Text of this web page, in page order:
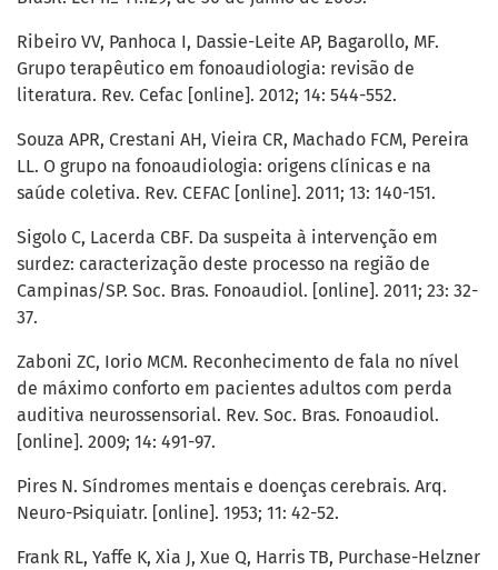
Ribeiro VV, Panhoca I, Dassie-Leite AP, Bagarollo, MF.
Grupo terapêutico em fonoaudiologia: revisão de
literatura. Rev. Cefac [online]. 2012; 14: 544-552.
Souza APR, Crestani AH, Vieira CR, Machado FCM, Pereira
LL. O grupo na fonoaudiologia: origens clínicas e na
saúde coletiva. Rev. CEFAC [online]. 2011; 13: 140-151.
Sigolo C, Lacerda CBF. Da suspeita à intervenção em
surdez: caracterização deste processo na região de
Campinas/SP. Soc. Bras. Fonoaudiol. [online]. 2011; 23: 32-
37.
Zaboni ZC, Iorio MCM. Reconhecimento de fala no nível
de máximo conforto em pacientes adultos com perda
auditiva neurossensorial. Rev. Soc. Bras. Fonoaudiol.
[online]. 2009; 14: 491-97.
Pires N. Síndromes mentais e doenças cerebrais. Arq.
Neuro-Psiquiatr. [online]. 1953; 11: 42-52.
Frank RL, Yaffe K, Xia J, Xue Q, Harris TB, Purchase-Helzner